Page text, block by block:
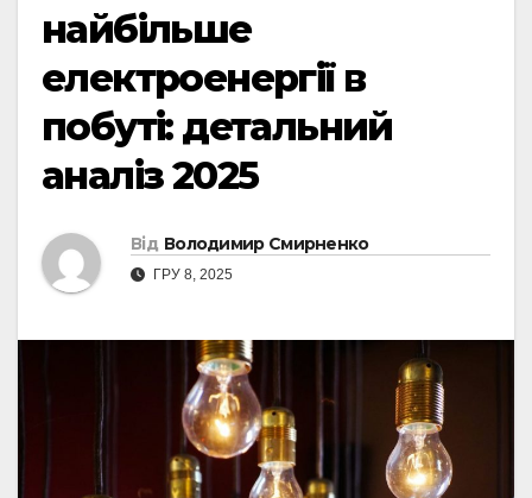
найбільше
електроенергії в
побуті: детальний
аналіз 2025
Від Володимир Смирненко
ГРУ 8, 2025